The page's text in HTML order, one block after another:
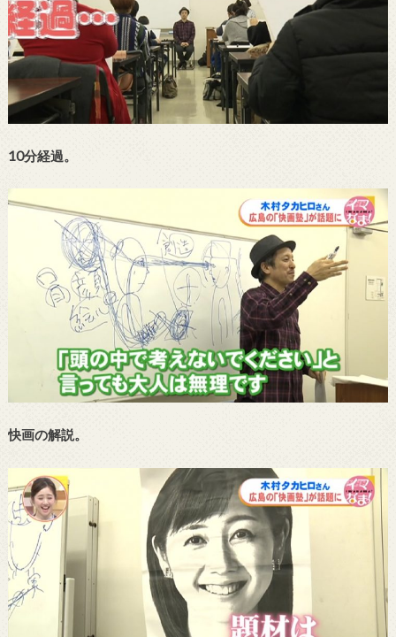
10分経過。
快画の解説。